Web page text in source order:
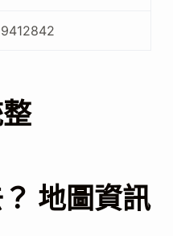
地圖資訊